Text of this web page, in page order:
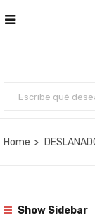
Home
Show Sidebar